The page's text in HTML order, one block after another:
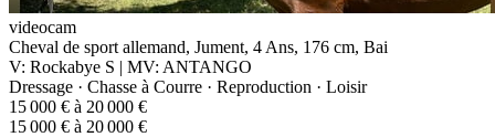
videocam
Cheval de sport allemand, Jument, 4 Ans, 176 cm, Bai
V: Rockabye S | MV: ANTANGO
Dressage · Chasse à Courre · Reproduction · Loisir
15 000 € à 20 000 €
15 000 € à 20 000 €